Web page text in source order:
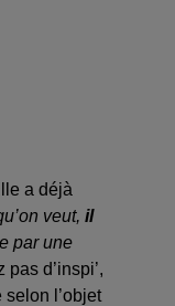
a déjà
veut, il
par une
d’inspi’,
l’objet